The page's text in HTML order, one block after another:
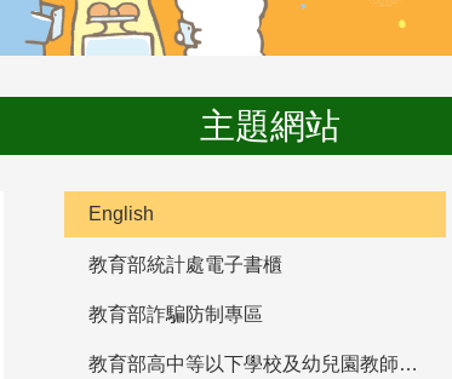
主題網站
English
教育部統計處電子書櫃
教育部詐騙防制專區
教育部高中等以下學校及幼兒園教師資格檢定考試